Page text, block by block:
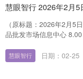
慧眼智行 2026年2月
（原标题：2026年2月5
品批发市场信息中心
慧眼智行 日期：02-25